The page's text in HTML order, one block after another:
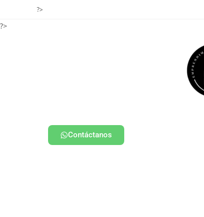
?>
?>
Contáctanos